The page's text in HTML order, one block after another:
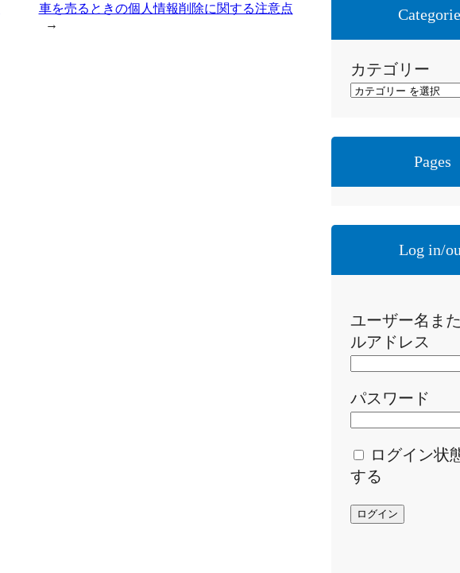
車を売るときの個人情報削除に関する注意点
→
カテゴリー
Pages
Log in/
ユーザー名ま
ルアドレス
パスワード
ログイン状
する